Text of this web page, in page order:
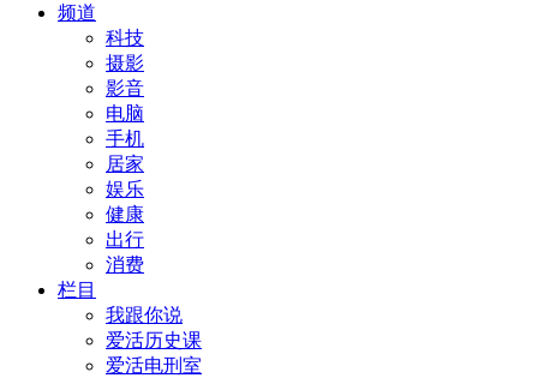
频道
科技
摄影
影音
电脑
手机
居家
娱乐
健康
出行
消费
栏目
我跟你说
爱活历史课
爱活电刑室